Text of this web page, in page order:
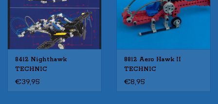
8412 Nighthawk
TECHNIC
€39,95
8812 Aero Hawk II
TECHNIC
€8,95